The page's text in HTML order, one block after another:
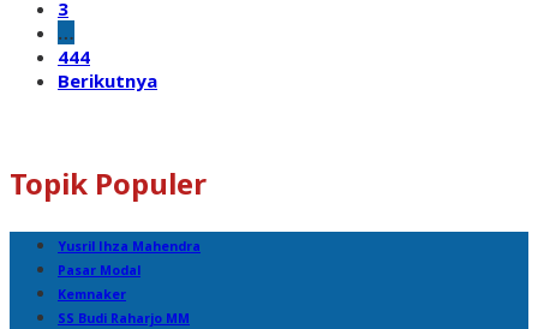
3
…
444
Berikutnya
Topik Populer
Yusril Ihza Mahendra
Pasar Modal
Kemnaker
SS Budi Raharjo MM